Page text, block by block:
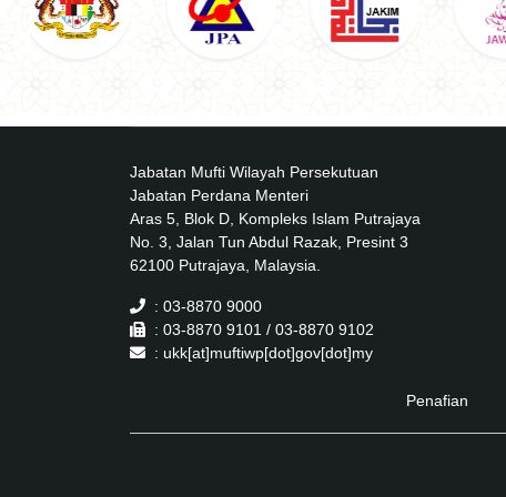
Jabatan Mufti Wilayah Persekutuan
Jabatan Perdana Menteri
Aras 5, Blok D, Kompleks Islam Putrajaya
No. 3, Jalan Tun Abdul Razak, Presint 3
62100 Putrajaya, Malaysia.
: 03-8870 9000
: 03-8870 9101 / 03-8870 9102
: ukk[at]muftiwp[dot]gov[dot]my
Penafian